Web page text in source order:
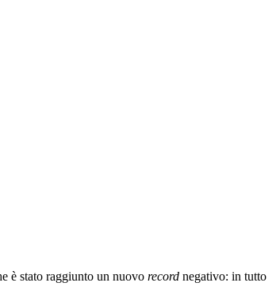
è stato raggiunto un nuovo record negativo: in tutto